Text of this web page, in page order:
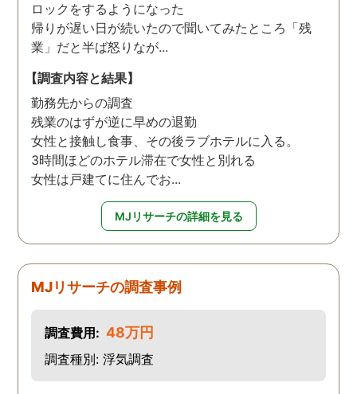
ロックをするようになった
帰りが遅い日が続いたので聞いてみたところ「残
業」だと半ば怒りなが...
【調査内容と結果】
勤務先からの調査
残業のはずが逆に早めの退勤
女性と接触し食事、その後ラブホテルに入る。
3時間ほどのホテル滞在で女性と別れる
女性は戸建てに住んでお...
MJリサーチの詳細を見る
MJリサーチの調査事例
調査費用: 48万円
調査種別: 浮気調査